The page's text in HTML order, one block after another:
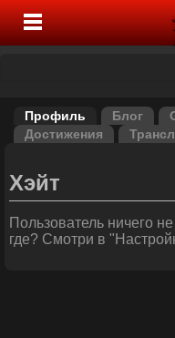
Профиль Блог
Достижения
Хэйт
Пользователь ничего
где? Смотри в